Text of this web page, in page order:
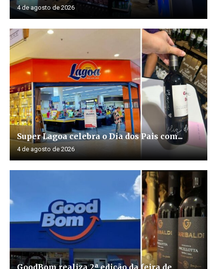
4 de agosto de 2026
Super Lagoa celebra o Dia dos Pais com...
4 de agosto de 2026
GoodBom realiza 2ª edição da feira de